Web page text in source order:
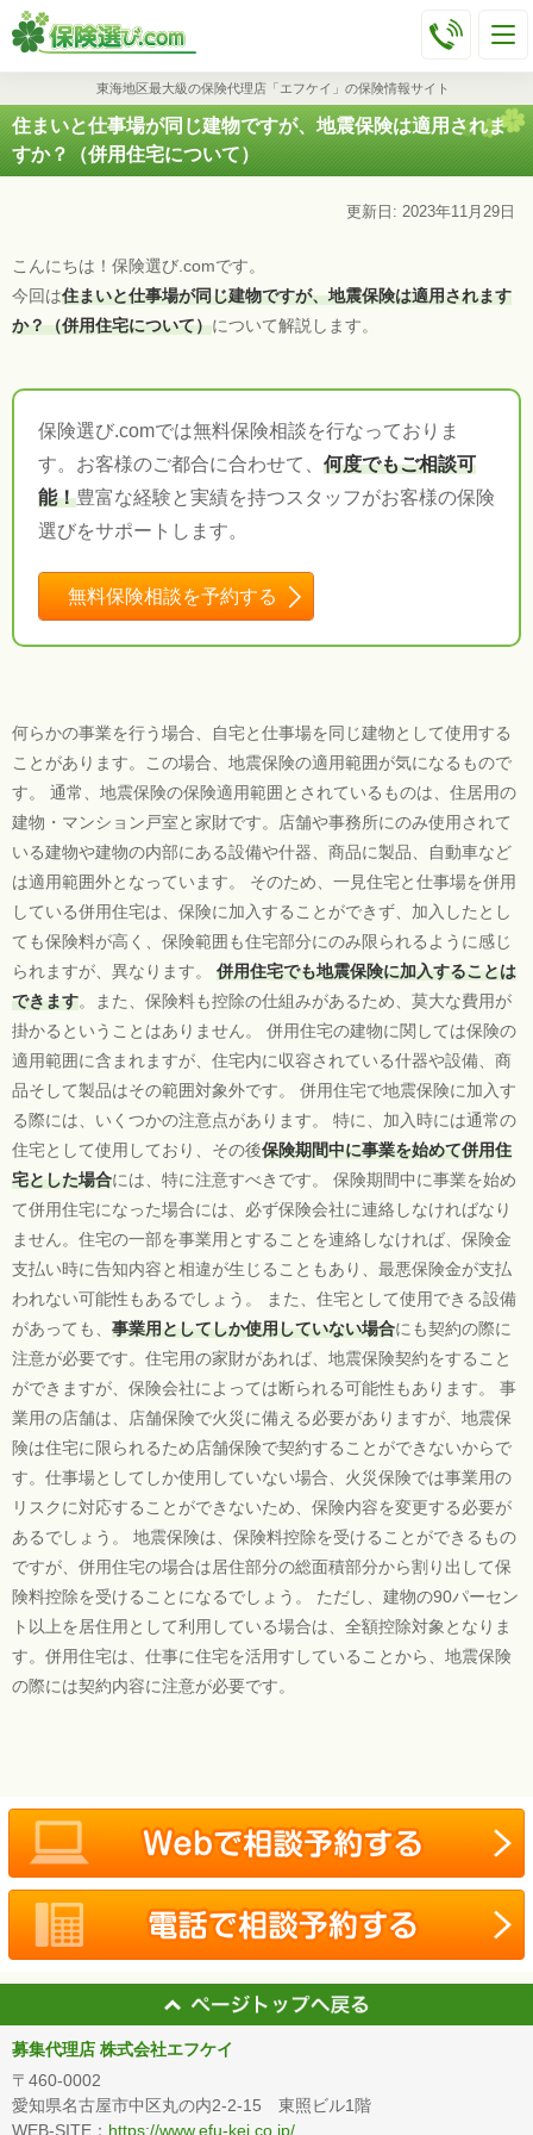
東海地区最大級の保険代理店「エフケイ」の保険情報サイト
住まいと仕事場が同じ建物ですが、地震保険は適用されま
すか？（併用住宅について）
更新日: 2023年11月29日
こんにちは！保険選び.comです。
今回は住まいと仕事場が同じ建物ですが、地震保険は適用されます
か？（併用住宅について）について解説します。
保険選び.comでは無料保険相談を行なっておりま
す。お客様のご都合に合わせて、 何度でもご相談可
能！豊富な経験と実績を持つスタッフがお客様の保険
選びをサポートします。
無料保険相談を予約する
何らかの事業を行う場合、自宅と仕事場を同じ建物として使用する
ことがあります。この場合、地震保険の適用範囲が気になるもので
す。 通常、地震保険の保険適用範囲とされているものは、住居用の
建物・マンション戸室と家財です。店舗や事務所にのみ使用されて
いる建物や建物の内部にある設備や什器、商品に製品、自動車など
は適用範囲外となっています。 そのため、一見住宅と仕事場を併用
している併用住宅は、保険に加入することができず、加入したとし
ても保険料が高く、保険範囲も住宅部分にのみ限られるように感じ
られますが、異なります。 併用住宅でも地震保険に加入することは
できます。また、保険料も控除の仕組みがあるため、莫大な費用が
掛かるということはありません。 併用住宅の建物に関しては保険の
適用範囲に含まれますが、住宅内に収容されている什器や設備、商
品そして製品はその範囲対象外です。 併用住宅で地震保険に加入す
る際には、いくつかの注意点があります。 特に、加入時には通常の
住宅として使用しており、その後保険期間中に事業を始めて併用住
宅とした場合には、特に注意すべきです。 保険期間中に事業を始め
て併用住宅になった場合には、必ず保険会社に連絡しなければなり
ません。住宅の一部を事業用とすることを連絡しなければ、保険金
支払い時に告知内容と相違が生じることもあり、最悪保険金が支払
われない可能性もあるでしょう。 また、住宅として使用できる設備
があっても、 事業用としてしか使用していない場合にも契約の際に
注意が必要です。住宅用の家財があれば、地震保険契約をすること
ができますが、保険会社によっては断られる可能性もあります。 事
業用の店舗は、店舗保険で火災に備える必要がありますが、地震保
険は住宅に限られるため店舗保険で契約することができないからで
す。仕事場としてしか使用していない場合、火災保険では事業用の
リスクに対応することができないため、保険内容を変更する必要が
あるでしょう。 地震保険は、保険料控除を受けることができるもの
ですが、併用住宅の場合は居住部分の総面積部分から割り出して保
険料控除を受けることになるでしょう。 ただし、建物の90パーセン
ト以上を居住用として利用している場合は、全額控除対象となりま
す。併用住宅は、仕事に住宅を活用すしていることから、地震保険
の際には契約内容に注意が必要です。
募集代理店 株式会社エフケイ
〒460-0002
愛知県名古屋市中区丸の内2-2-15 東照ビル1階
WEB-SITE： https://www.efu-kei.co.jp/